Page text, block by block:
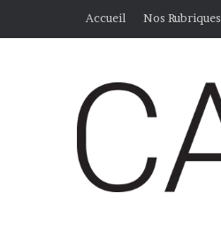
Accueil Nos Rubriques